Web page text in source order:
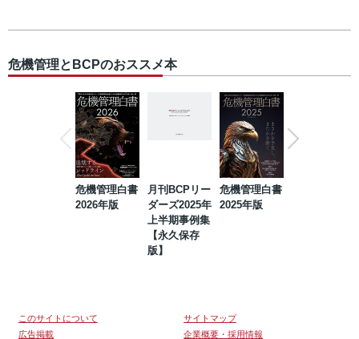
危機管理とBCPのおススメ本
危機管理白書
2026年版
月刊BCPリー
ダーズ2025年
上半期事例集
【永久保存
版】
危機管理白書
2025年版
このサイトについて
サイトマップ
広告掲載
企業概要・採用情報